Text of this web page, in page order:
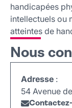
handicapées
intellectuels ou
atteintes de
Nous
Adresse :
54 Avenue